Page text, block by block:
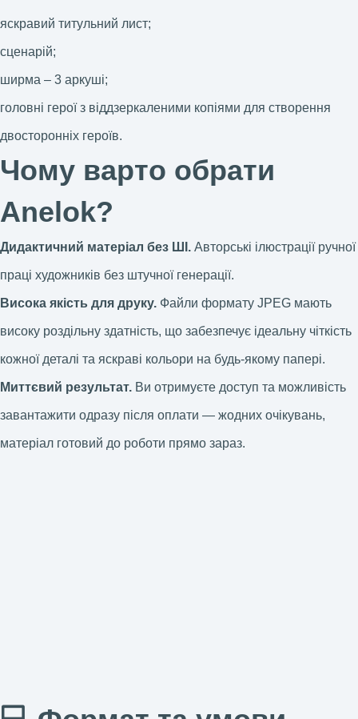
яскравий титульний лист;
сценарій;
ширма – 3 аркуші;
головні герої з віддзеркаленими копіями для створення
двосторонніх героїв.
Чому варто обрати
Anelok?
Дидактичний матеріал без ШІ. Авторські ілюстрації ручної
праці художників без штучної генерації.
Висока якість для друку. Файли формату JPEG мають
високу роздільну здатність, що забезпечує ідеальну чіткість
кожної деталі та яскраві кольори на будь-якому папері.
Миттєвий результат. Ви отримуєте доступ та можливість
завантажити одразу після оплати — жодних очікувань,
матеріал готовий до роботи прямо зараз.